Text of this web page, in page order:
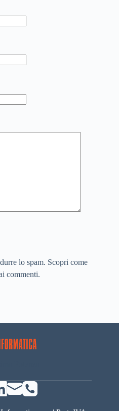
lo spam. Scopri come
commenti.